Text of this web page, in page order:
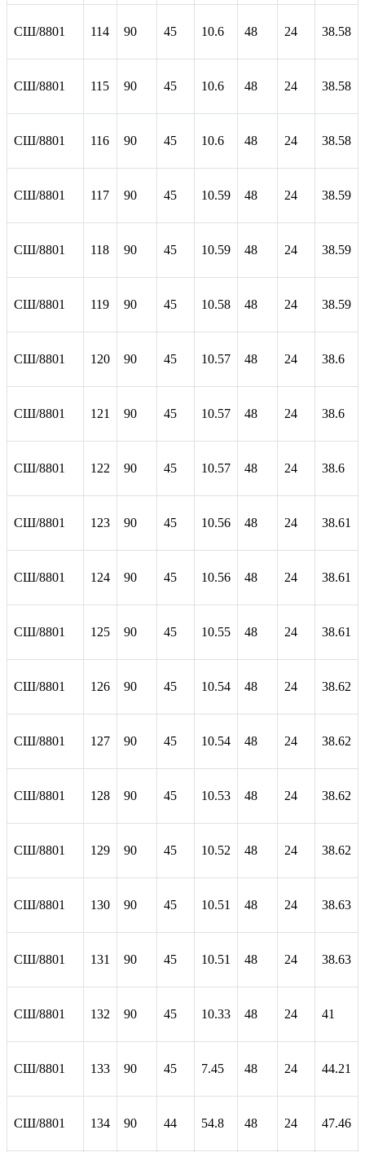
СШ/8801 114 90 45 10.6 48 24 38.58
СШ/8801 115 90 45 10.6 48 24 38.58
СШ/8801 116 90 45 10.6 48 24 38.58
СШ/8801 117 90 45 10.59 48 24 38.59
СШ/8801 118 90 45 10.59 48 24 38.59
СШ/8801 119 90 45 10.58 48 24 38.59
СШ/8801 120 90 45 10.57 48 24 38.6
СШ/8801 121 90 45 10.57 48 24 38.6
СШ/8801 122 90 45 10.57 48 24 38.6
СШ/8801 123 90 45 10.56 48 24 38.61
СШ/8801 124 90 45 10.56 48 24 38.61
СШ/8801 125 90 45 10.55 48 24 38.61
СШ/8801 126 90 45 10.54 48 24 38.62
СШ/8801 127 90 45 10.54 48 24 38.62
СШ/8801 128 90 45 10.53 48 24 38.62
СШ/8801 129 90 45 10.52 48 24 38.62
СШ/8801 130 90 45 10.51 48 24 38.63
СШ/8801 131 90 45 10.51 48 24 38.63
СШ/8801 132 90 45 10.33 48 24 41
СШ/8801 133 90 45 7.45 48 24 44.21
СШ/8801 134 90 44 54.8 48 24 47.46